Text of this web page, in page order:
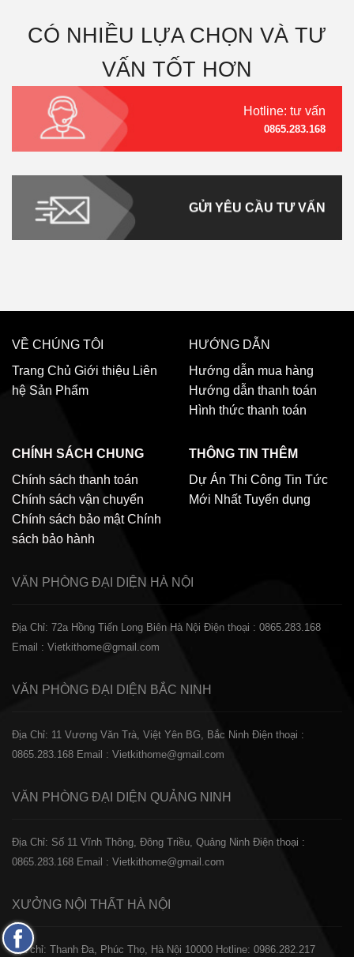
CÓ NHIỀU LỰA CHỌN VÀ TƯ
VẤN TỐT HƠN
Hotline: tư vấn
0865.283.168
GỬI YÊU CẦU TƯ VẤN
VỀ CHÚNG TÔI
Trang Chủ Giới thiệu Liên
hệ Sản Phẩm
HƯỚNG DẪN
Hướng dẫn mua hàng
Hướng dẫn thanh toán
Hình thức thanh toán
CHÍNH SÁCH CHUNG
Chính sách thanh toán
Chính sách vận chuyển
Chính sách bảo mật Chính
sách bảo hành
THÔNG TIN THÊM
Dự Án Thi Công Tin Tức
Mới Nhất Tuyển dụng
VĂN PHÒNG ĐẠI DIỆN HÀ NỘI
Địa Chỉ: 72a Hồng Tiến Long Biên Hà Nội Điện thoại : 0865.283.168
Email : Vietkithome@gmail.com
VĂN PHÒNG ĐẠI DIỆN BẮC NINH
Địa Chỉ: 11 Vương Văn Trà, Việt Yên BG, Bắc Ninh Điện thoại :
0865.283.168 Email : Vietkithome@gmail.com
VĂN PHÒNG ĐẠI DIỆN QUẢNG NINH
Địa Chỉ: Số 11 Vĩnh Thông, Đông Triều, Quảng Ninh Điện thoại :
0865.283.168 Email : Vietkithome@gmail.com
XƯỞNG NỘI THẤT HÀ NỘI
️Địa chỉ: Thanh Đa, Phúc Thọ, Hà Nội 10000 Hotline: 0986.282.217
Fanpage